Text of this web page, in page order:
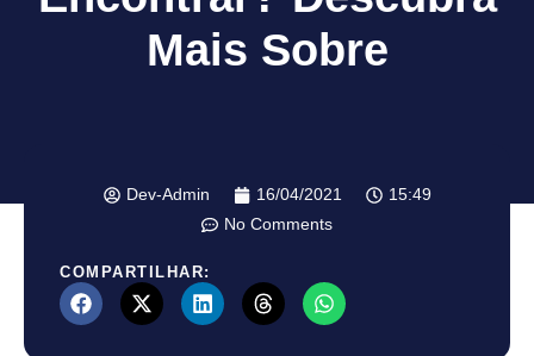
Mais Sobre
Dev-Admin 16/04/2021
15:49
No Comments
COMPARTILHAR: